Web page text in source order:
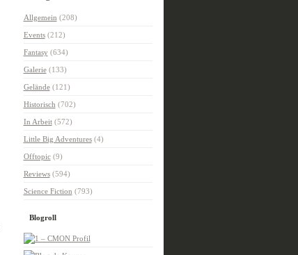
Allgemein (208)
Events(212)
Fantasy(634)
Galerie(133)
Gelände(121)
Historisch (702)
In Arbeit(572)
Little Big Adventures(4)
Offtopic(9)
Reviews(594)
Science Fiction (793)
Blogroll